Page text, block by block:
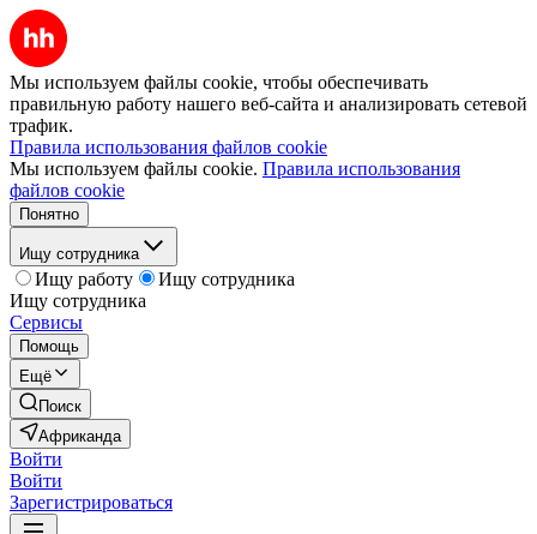
Мы используем файлы cookie, чтобы обеспечивать
правильную работу нашего веб-сайта и анализировать сетевой
трафик.
Правила использования файлов cookie
Мы используем файлы cookie. Правила использования
файлов cookie
Понятно
Ищу сотрудника
Ищу работу
Ищу сотрудника
Ищу сотрудника
Сервисы
Помощь
Ещё
Поиск
Африканда
Войти
Войти
Зарегистрироваться